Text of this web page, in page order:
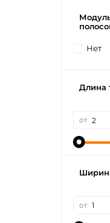
Нет
Длина
от
от